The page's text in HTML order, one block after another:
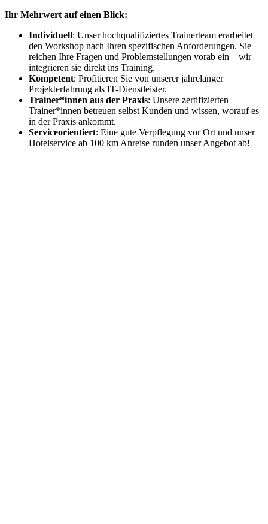
Ihr Mehrwert auf einen Blick:
Individuell: Unser hochqualifiziertes Trainerteam erarbeitet
den Workshop nach Ihren spezifischen Anforderungen. Sie
reichen Ihre Fragen und Problemstellungen vorab ein – wir
integrieren sie direkt ins Training.
Kompetent: Profitieren Sie von unserer jahrelanger
Projekterfahrung als IT-Dienstleister.
Trainer*innen aus der Praxis: Unsere zertifizierten
Trainer*innen betreuen selbst Kunden und wissen, worauf es
in der Praxis ankommt.
Serviceorientiert: Eine gute Verpflegung vor Ort und unser
Hotelservice ab 100 km Anreise runden unser Angebot ab!